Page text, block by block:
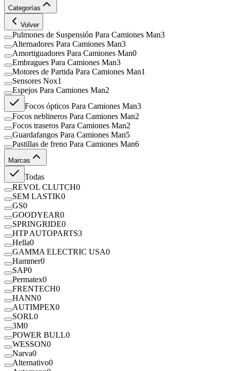
Categorías
Volver
Pulmones de Suspensión Para Camiones Man3
Alternadores Para Camiones Man3
Amortiguadores Para Camiones Man0
Embragues Para Camiones Man3
Motores de Partida Para Camiones Man1
Sensores Nox1
Espejos Para Camiones Man2
Focos ópticos Para Camiones Man3
Focos neblineros Para Camiones Man2
Focos traseros Para Camiones Man2
Guardafangos Para Camiones Man5
Pastillas de freno Para Camiones Man6
Marcas
Todas
REVOL CLUTCH0
SEM LASTIK0
GS0
GOODYEAR0
SPRINGRIDE0
HTP AUTOPARTS3
Hella0
GAMMA ELECTRIC USA0
Hammer0
SAP0
Permatex0
FRENTECH0
HANN0
AUTIMPEX0
SORL0
3M0
POWER BULL0
WESSON0
Narva0
Alternativo0